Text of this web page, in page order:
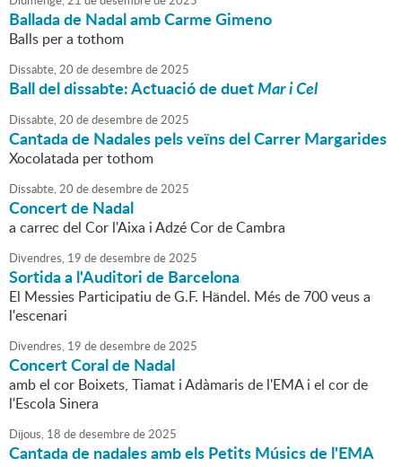
Ballada de Nadal amb Carme Gimeno
Balls per a tothom
Dissabte,20 dedesembrede2025
Ball del dissabte: Actuació de duetMar i Cel
Dissabte,20 dedesembrede2025
Cantada de Nadales pels veïns del Carrer Margarides
Xocolatada per tothom
Dissabte,20 dedesembrede2025
Concert de Nadal
a carrec del Cor l'Aixa i Adzé Cor de Cambra
Divendres, 19 dedesembrede2025
Sortida a l'Auditori de Barcelona
El Messies Participatiu de G.F. Händel. Més de 700 veus a
l'escenari
Divendres, 19 dedesembrede2025
Concert Coral de Nadal
amb el cor Boixets, Tiamat i Adàmaris de l'EMA i el cor de
l'Escola Sinera
Dijous, 18 dedesembrede2025
Cantada de nadales amb els Petits Músics de l'EMA